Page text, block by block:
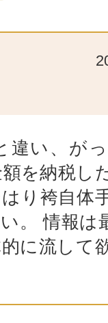
違い、が
を納税し
り袴自体
。 情報は
に流して